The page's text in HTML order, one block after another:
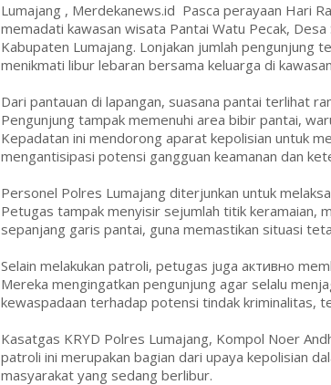
Lumajang , Merdekanews.id Pasca perayaan Hari
memadati kawasan wisata Pantai Watu Pecak,
Kabupaten Lumajang. Lonjakan jumlah pengunjung
menikmati libur lebaran bersama keluarga di
Dari pantauan di lapangan, suasana pantai terlihat
Pengunjung tampak memenuhi area bibir pantai,
Kepadatan ini mendorong aparat kepolisian untuk
mengantisipasi potensi gangguan keamanan dan
Personel Polres Lumajang diterjunkan untuk
Petugas tampak menyisir sejumlah titik keramaian,
sepanjang garis pantai, guna memastikan situasi
Selain melakukan patroli, petugas juga активно
Mereka mengingatkan pengunjung agar selalu
kewaspadaan terhadap potensi tindak kriminalitas,
Kasatgas KRYD Polres Lumajang, Kompol Noer
patroli ini merupakan bagian dari upaya kepolisian
masyarakat yang sedang berlibur.